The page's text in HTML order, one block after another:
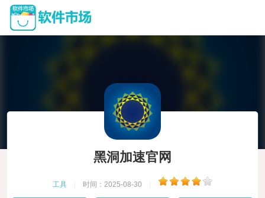
黑洞加速官网
工具 时间：2025-08-30